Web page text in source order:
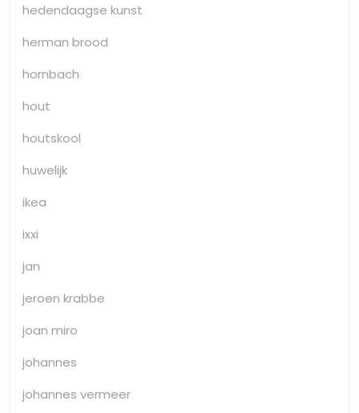
hedendaagse kunst
herman brood
hornbach
hout
houtskool
huwelijk
ikea
ixxi
jan
jeroen krabbe
joan miro
johannes
johannes vermeer